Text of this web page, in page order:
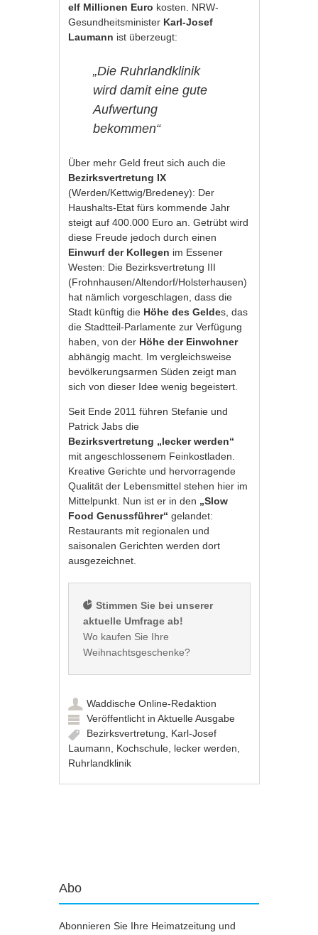
elf Millionen Euro kosten. NRW-
Gesundheitsminister Karl-Josef
Laumann ist überzeugt:
„Die Ruhrlandklinik
wird damit eine gute
Aufwertung
bekommen“
Über mehr Geld freut sich auch die
Bezirksvertretung IX
(Werden/Kettwig/Bredeney): Der
Haushalts-Etat fürs kommende Jahr
steigt auf 400.000 Euro an. Getrübt wird
diese Freude jedoch durch einen
Einwurf der Kollegen im Essener
Westen: Die Bezirksvertretung III
(Frohnhausen/Altendorf/Holsterhausen)
hat nämlich vorgeschlagen, dass die
Stadt künftig die Höhe des Geldes, das
die Stadtteil-Parlamente zur Verfügung
haben, von der Höhe der Einwohner
abhängig macht. Im vergleichsweise
bevölkerungsarmen Süden zeigt man
sich von dieser Idee wenig begeistert.
Seit Ende 2011 führen Stefanie und
Patrick Jabs die
Bezirksvertretung „lecker werden“
mit angeschlossenem Feinkostladen.
Kreative Gerichte und hervorragende
Qualität der Lebensmittel stehen hier im
Mittelpunkt. Nun ist er in den „Slow
Food Genussführer“ gelandet:
Restaurants mit regionalen und
saisonalen Gerichten werden dort
ausgezeichnet.
Stimmen Sie bei unserer
aktuelle Umfrage ab!
Wo kaufen Sie Ihre
Waddische Online-Redaktion
Veröffentlicht inAktuelle Ausgabe
Bezirksvertretung
Karl-Josef
Laumann
Kochschule lecker werden
Ruhrlandklinik
Abo
Abonnieren Sie Ihre Heimatzeitung und